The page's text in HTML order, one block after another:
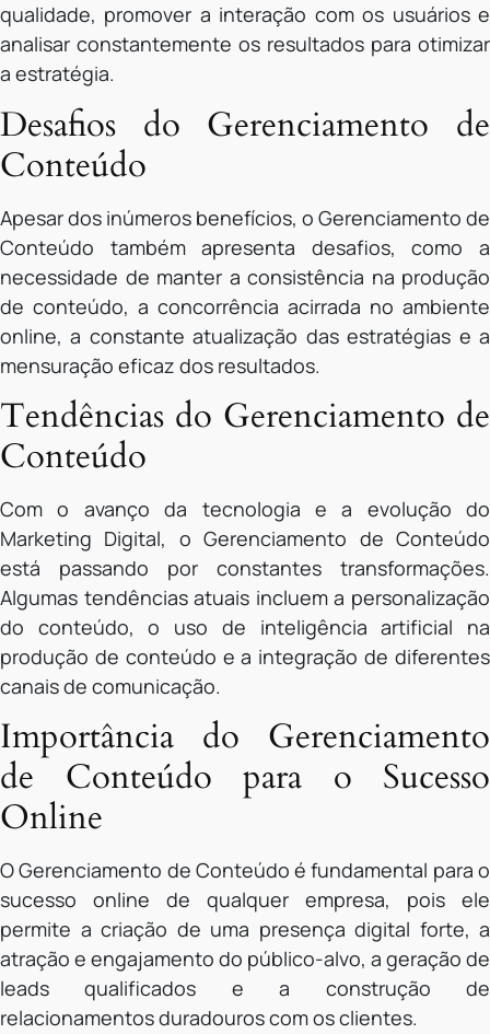
qualidade, promover a interação com os usuários e
analisar constantemente os resultados para otimizar
a estratégia.
Desafios do Gerenciamento de
Conteúdo
Apesar dos inúmeros benefícios, o Gerenciamento de
Conteúdo também apresenta desafios, como a
necessidade de manter a consistência na produção
de conteúdo, a concorrência acirrada no ambiente
online, a constante atualização das estratégias e a
mensuração eficaz dos resultados.
Tendências do Gerenciamento de
Conteúdo
Com o avanço da tecnologia e a evolução do
Marketing Digital, o Gerenciamento de Conteúdo
está passando por constantes transformações.
Algumas tendências atuais incluem a personalização
do conteúdo, o uso de inteligência artificial na
produção de conteúdo e a integração de diferentes
canais de comunicação.
Importância do Gerenciamento
de Conteúdo para o Sucesso
Online
O Gerenciamento de Conteúdo é fundamental para o
sucesso online de qualquer empresa, pois ele
permite a criação de uma presença digital forte, a
atração e engajamento do público-alvo, a geração de
leads qualificados e a construção de
relacionamentos duradouros com os clientes.